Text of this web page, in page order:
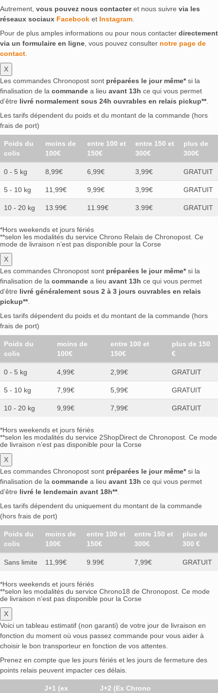
Autrement, vous pouvez nous contacteret nous suivre via les
réseaux sociaux Facebook et Instagram.
Pour de plus amples informations ou pour nous contacter directement
via un formulaire en ligne, vous pouvez consulter notre page de
contact.
X
Les commandes Chronopost sont préparées le jour même*si la
finalisation de la commande a lieu avant 13h ce qui vous permet
d’être livré normalement sous 24h ouvrables en relais pickup**.
Les tarifs dépendent du poids et du montant de la commande (hors
frais de port)
Poids du
colis
moins de
100€
entre 100 et
150€
entre 150 et
300€
plus de
300€
0 - 5 kg 8,99€ 6,99€ 3,99€ GRATUIT
5 - 10 kg 11,99€ 9,99€ 3,99€ GRATUIT
10 - 20 kg 13.99€ 11.99€ 3.99€ GRATUIT
*Hors weekends et jours fériés
**selon les modalités du service Chrono Relais de Chronopost. Ce
mode de livraison n’est pas disponible pour la Corse
X
Les commandes Chronopost sont préparées le jour même*si la
finalisation de la commande a lieu avant 13h ce qui vous permet
d’être livré généralement sous 2 à 3 jours ouvrables en relais
pickup**.
Les tarifs dépendent du poids et du montant de la commande (hors
frais de port)
Poids du
colis
moins de
100€
entre 100 et
150€
plus de 150
€
0 - 5 kg 4,99€ 2,99€ GRATUIT
5 - 10 kg 7,99€ 5,99€ GRATUIT
10 - 20 kg 9,99€ 7,99€ GRATUIT
*Hors weekends et jours fériés
**selon les modalités du service 2ShopDirect de Chronopost. Ce mode
de livraison n’est pas disponible pour la Corse
X
Les commandes Chronopost sont préparées le jour même*si la
finalisation de la commande a lieu avant 13h ce qui vous permet
d’être livré le lendemain avant 18h**.
Les tarifs dépendent du uniquement du montant de la commande
(hors frais de port)
Poids du
colis
moins de
100€
entre 100 et
150€
entre 150 et
300€
plus de
300 €
Sans limite 11,99€ 9.99€ 7,99€ GRATUIT
*Hors weekends et jours fériés
**selon les modalités du service Chrono18 de Chronopost. Ce mode
de livraison n’est pas disponible pour la Corse
X
Voici un tableau estimatif (non garanti) de votre jour de livraison en
fonction du moment où vous passez commande pour vous aider à
choisir le bon transporteur en fonction de vos attentes.
Prenez en compte que les jours fériés et les jours de fermeture des
points relais peuvent impacter ces délais.
J+1 (ex
J+2 (Ex Chrono